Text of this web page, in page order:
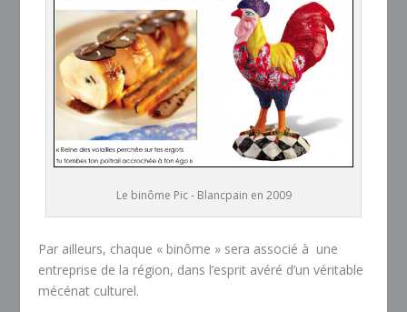
Le binôme Pic - Blancpain en 2009
Par ailleurs, chaque « binôme » sera associé à une
entreprise de la région, dans l’esprit avéré d’un véritable
mécénat culturel.